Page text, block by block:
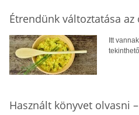
Étrendünk változtatása
Itt
Használt könyvet olvasni